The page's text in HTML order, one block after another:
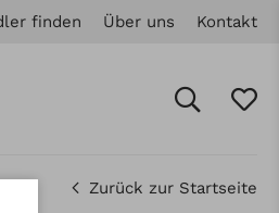
finden Über uns Kontakt
Zurück zur Startseite